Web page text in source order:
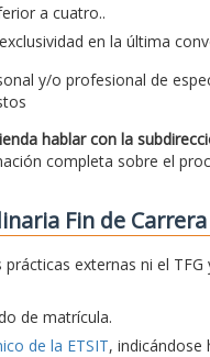
a cuatro..
en la última
y/o profesional de
hablar con la
completa sobre el
Fin de Carrera
externas ni el
de matrícula.
de la ETSIT, indicándose